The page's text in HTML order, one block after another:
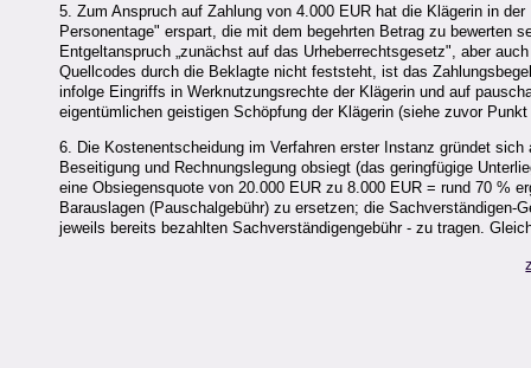
5. Zum Anspruch auf Zahlung von 4.000 EUR hat die Klägerin in
Personentage" erspart, die mit dem begehrten Betrag zu bewerten
Entgeltanspruch „zunächst auf das Urheberrechtsgesetz", aber
Quellcodes durch die Beklagte nicht feststeht, ist das
infolge Eingriffs in Werknutzungsrechte der Klägerin und auf
eigentümlichen geistigen Schöpfung der Klägerin (siehe zuvor
6. Die Kostenentscheidung im Verfahren erster Instanz gründet
Beseitigung und Rechnungslegung obsiegt (das geringfügige
eine Obsiegensquote von 20.000 EUR zu 8.000 EUR = rund 70 %
Barauslagen (Pauschalgebühr) zu ersetzen; die Sachverständigen-
jeweils bereits bezahlten Sachverständigengebühr - zu tragen.